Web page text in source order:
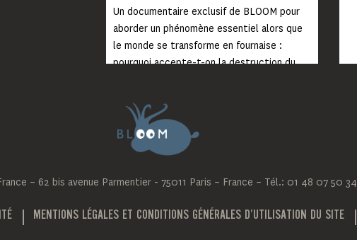
Un documentaire exclusif de BLOOM pour
aborder un phénomène essentiel alors que
le monde se transforme en fournaise :
pourquoi accepte-t-on la destruction du
Lisez jusqu’au bout et rendez-vous sur
notre chaîne Youtube (lien en bio) pour
découvrir un film qui génèrera deux choses
importantes : des conversations
proches, et la conscience de tout ... Voir plus
Photo
– 62 bis avenue Parmentier - 75011 Paris – France – Tél.: 01 48 07 50 34
MENTIONS LÉGALES ET CONDITIONS GÉNÉRALES D’UTILISATION DU SITE